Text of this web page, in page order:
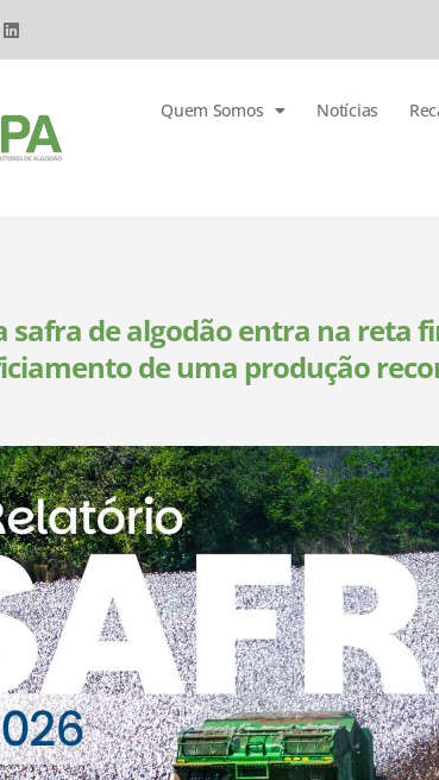
Quem Somos Notícias
safra de algodão entra na reta
de uma produção